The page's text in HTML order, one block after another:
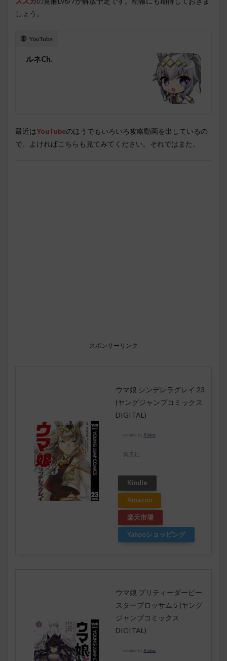
しょう。
YouTube
ルネCh.
最近はYouTubeのほうでもいろいろ攻略動画を出しているの
で、よければこちらも見てみてください。それではまた。
スポンサーリンク
ウマ娘 シンデレラグレイ 23
(ヤングジャンプコミックス
DIGITAL)
created by Rinker
集英社
Kindle
Amazon
楽天市場
Yahooショッピング
ウマ娘 プリティーダービー
スターブロッサム 5 (ヤング
ジャンプコミックス
DIGITAL)
created by Rinker